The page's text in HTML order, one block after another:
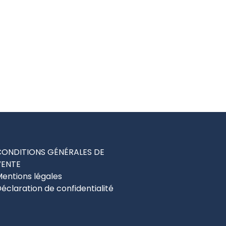
GÉNÉRALES DE
légales
de confidentialité